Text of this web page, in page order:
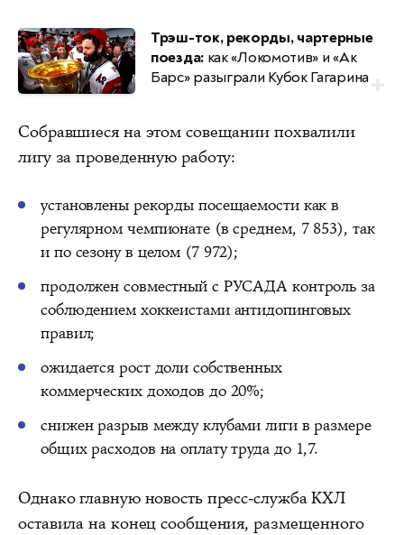
Трэш-ток, рекорды, чартерные
поезда:как «Локомотив» и «Ак
Барс» разыграли Кубок Гагарина
Собравшиеся на этом совещании похвалили
лигу за проведенную работу:
установлены рекорды посещаемости как в
регулярном чемпионате (в среднем, 7 853), так
и по сезону в целом (7 972);
продолжен совместный с РУСАДА контроль за
соблюдением хоккеистами антидопинговых
правил;
ожидается рост доли собственных
коммерческих доходов до 20%;
снижен разрыв между клубами лиги в размере
общих расходов на оплату труда до 1,7.
Однако главную новость пресс-служба КХЛ
оставила на конец сообщения, размещенного